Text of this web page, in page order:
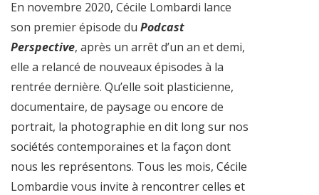
En novembre 2020, Cécile Lombardi lance
son premier épisode du Podcast
Perspective, après un arrêt d’un an et demi,
elle a relancé de nouveaux épisodes à la
rentrée dernière. Qu’elle soit plasticienne,
documentaire, de paysage ou encore de
portrait, la photographie en dit long sur nos
sociétés contemporaines et la façon dont
nous les représentons. Tous les mois, Cécile
Lombardie vous invite à rencontrer celles et